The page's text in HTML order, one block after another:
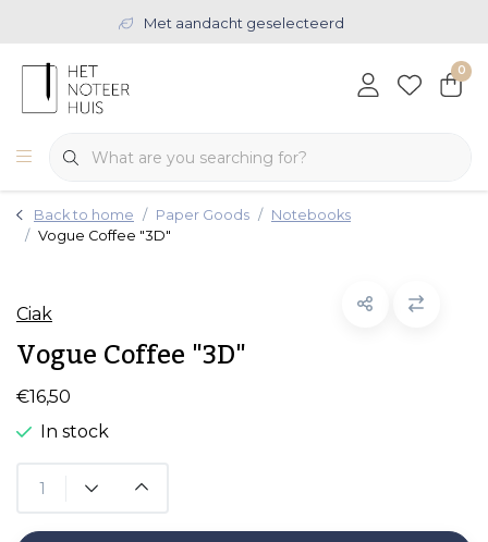
Met aandacht geselecteerd
0
Back to home Paper Goods
Notebooks
Vogue Coffee "3D"
Ciak
Vogue Coffee "3D"
€16,50
In stock